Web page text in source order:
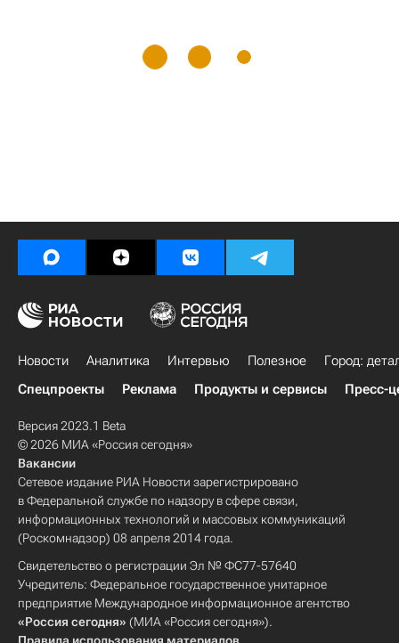
Новости Аналитика Интервью Полезное
Город:
Спецпроекты
Реклама Продукты и сервисы Пресс-
Версия 2023.1 Beta
© 2026 МИА «Россия сегодня»
Вакансии
Сетевое издание РИА Новости зарегистрировано
в Федеральной службе по надзору в сфере связи,
информационных технологий и массовых коммуникаций
(Роскомнадзор) 08 апреля 2014 года.
Свидетельство о регистрации Эл № ФС77-57640
Учредитель: Федеральное государственное унитарное
предприятие Международное информационное агентство
«Россия сегодня» (МИА «Россия сегодня»).